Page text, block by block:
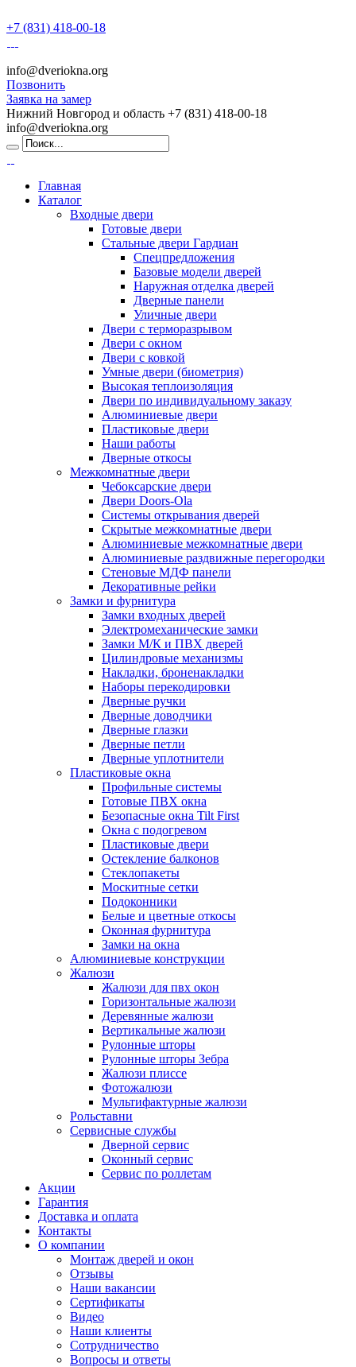
+7 (831) 418-00-18
info@dveriokna.org
Позвонить
Заявка на замер
Нижний Новгород и область +7 (831) 418-00-18
info@dveriokna.org
Главная
Каталог
Входные двери
Готовые двери
Стальные двери Гардиан
Спецпредложения
Базовые модели дверей
Наружная отделка дверей
Дверные панели
Уличные двери
Двери с терморазрывом
Двери с окном
Двери с ковкой
Умные двери (биометрия)
Высокая теплоизоляция
Двери по индивидуальному заказу
Алюминиевые двери
Пластиковые двери
Наши работы
Дверные откосы
Межкомнатные двери
Чебоксарские двери
Двери Doors-Ola
Системы открывания дверей
Скрытые межкомнатные двери
Алюминиевые межкомнатные двери
Алюминиевые раздвижные перегородки
Стеновые МДФ панели
Декоративные рейки
Замки и фурнитура
Замки входных дверей
Электромеханические замки
Замки М/К и ПВХ дверей
Цилиндровые механизмы
Накладки, броненакладки
Наборы перекодировки
Дверные ручки
Дверные доводчики
Дверные глазки
Дверные петли
Дверные уплотнители
Пластиковые окна
Профильные системы
Готовые ПВХ окна
Безопасные окна Tilt First
Окна с подогревом
Пластиковые двери
Остекление балконов
Стеклопакеты
Москитные сетки
Подоконники
Белые и цветные откосы
Оконная фурнитура
Замки на окна
Алюминиевые конструкции
Жалюзи
Жалюзи для пвх окон
Горизонтальные жалюзи
Деревянные жалюзи
Вертикальные жалюзи
Рулонные шторы
Рулонные шторы Зебра
Жалюзи плиссе
Фотожалюзи
Мультифактурные жалюзи
Рольставни
Сервисные службы
Дверной сервис
Оконный сервис
Сервис по роллетам
Акции
Гарантия
Доставка и оплата
Контакты
О компании
Монтаж дверей и окон
Отзывы
Наши вакансии
Сертификаты
Видео
Наши клиенты
Сотрудничество
Вопросы и ответы